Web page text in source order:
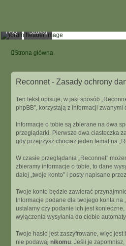
FAQ Szukaj
Strona główna
Reconnet - Zasady ochrony
Ten tekst opisuje, w jaki sposób
phpBB”, korzystają z informacji
Informacje o tobie są zbierane na dwa
przeglądarki. Pierwsze dwa ciasteczka
gdy przejrzysz chociaż jeden temat na
W czasie przeglądania „Reconnet”
zbieramy informacje o tobie, to dane
dalej „twoje konto” i posty napisane
Twoje konto będzie zawierać
Informacje podane dla twojego konta
ustalamy czy podanie ich jest
wyłączenia wysyłania do ciebie
Twoje hasło jest zaszyfrowane, więc
nie podawaj nikomu. Jeśli je